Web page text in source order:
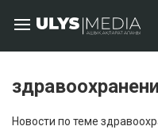
Новости по теме